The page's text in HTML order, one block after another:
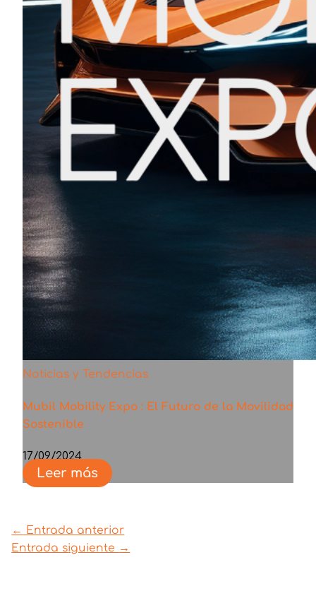
Noticias y Tendencias
Mubil Mobility Expo : El Futuro de la Movilidad
Sostenible
17/09/2024
Leer más
← Entrada anterior
Entrada siguiente →